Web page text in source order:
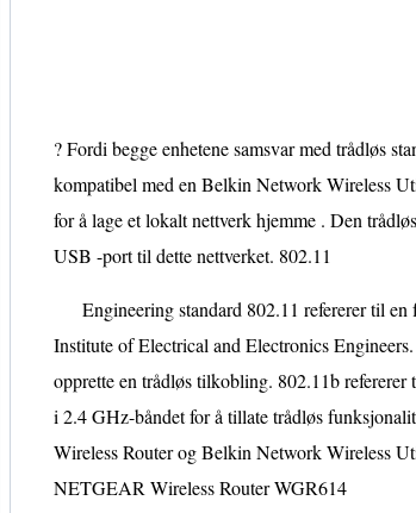
? Fordi begge enhetene samsvar med trådløs
kompatibel med en Belkin Network Wireless
for å lage et lokalt nettverk hjemme . Den
USB -port til dette nettverket. 802.11
Engineering standard 802.11 refererer til
Institute of Electrical and Electronics
opprette en trådløs tilkobling. 802.11b
i 2.4 GHz-båndet for å tillate trådløs
Wireless Router og Belkin Network Wireless
NETGEAR Wireless Router WGR614